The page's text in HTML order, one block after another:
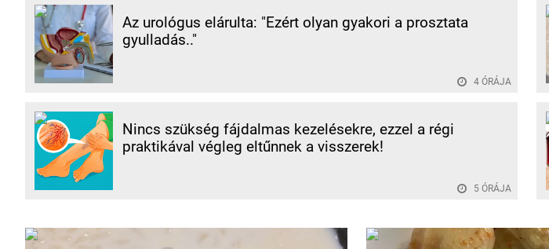
Az urológus elárulta: "Ezért olyan gyakori a prosztata
gyulladás.."
4 ÓRÁJA
Nincs szükség fájdalmas kezelésekre, ezzel a régi
praktikával végleg eltűnnek a visszerek!
5 ÓRÁJA